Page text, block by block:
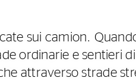
sui camion.
ordinarie e sentieri
attraverso strade